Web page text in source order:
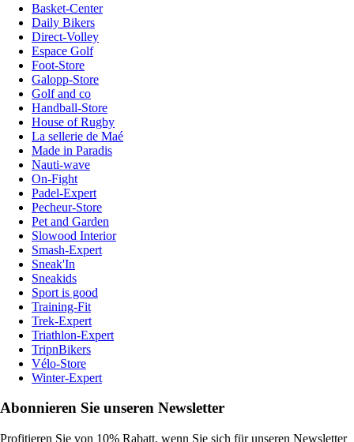
Basket-Center
Daily Bikers
Direct-Volley
Espace Golf
Foot-Store
Galopp-Store
Golf and co
Handball-Store
House of Rugby
La sellerie de Maé
Made in Paradis
Nauti-wave
On-Fight
Padel-Expert
Pecheur-Store
Pet and Garden
Slowood Interior
Smash-Expert
Sneak'In
Sneakids
Sport is good
Training-Fit
Trek-Expert
Triathlon-Expert
TripnBikers
Vélo-Store
Winter-Expert
Abonnieren Sie unseren Newsletter
Profitieren Sie von 10% Rabatt, wenn Sie sich für unseren Newsletter